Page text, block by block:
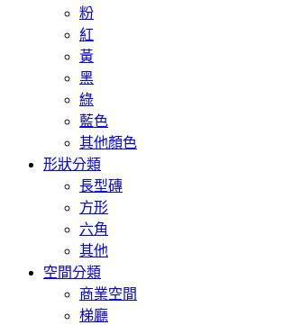
粉
紅
黃
黑
綠
藍色
其他顏色
形狀分類
長型磚
方形
六角
其他
空間分類
商業空間
梯廳